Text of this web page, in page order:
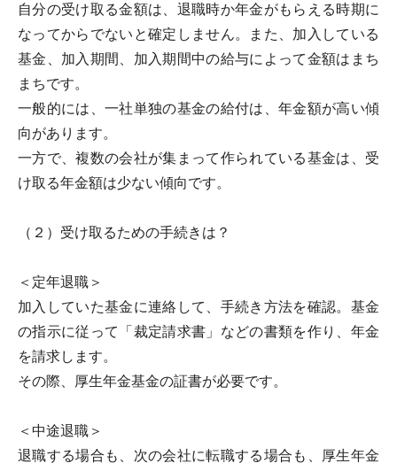
自分の受け取る金額は、退職時か年金がもらえる時期に
なってからでないと確定しません。また、加入している
基金、加入期間、加入期間中の給与によって金額はまち
まちです。
一般的には、一社単独の基金の給付は、年金額が高い傾
向があります。
一方で、複数の会社が集まって作られている基金は、受
け取る年金額は少ない傾向です。
（２）受け取るための手続きは？
＜定年退職＞
加入していた基金に連絡して、手続き方法を確認。基金
の指示に従って「裁定請求書」などの書類を作り、年金
を請求します。
その際、厚生年金基金の証書が必要です。
＜中途退職＞
退職する場合も、次の会社に転職する場合も、厚生年金